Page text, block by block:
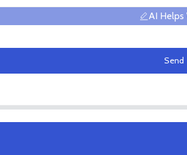
AI Helps
Send